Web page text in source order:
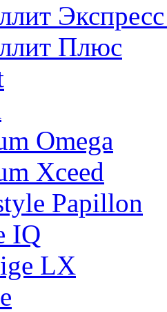
Плюс
Omega
Xceed
Papillon
IQ
LX